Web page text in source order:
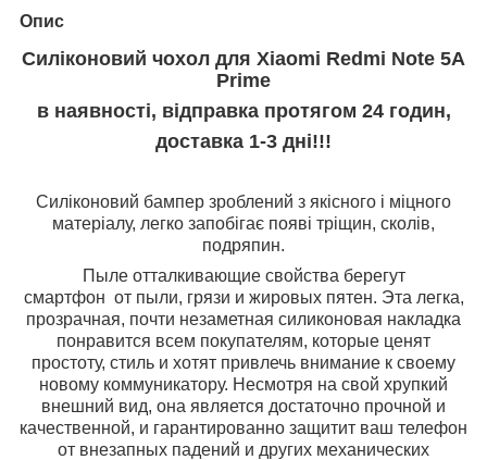
Опис
Силіконовий чохол для Xiaomi Redmi Note 5A
Prime
в наявності, відправка протягом 24 годин,
доставка 1-3 дні!!!
Силіконовий бампер зроблений з якісного і міцного
матеріалу, легко запобігає появі тріщин, сколів,
подряпин.
Пыле отталкивающие свойства берегут
смартфон от пыли, грязи и жировых пятен. Эта легка,
прозрачная, почти незаметная силиконовая накладка
понравится всем покупателям, которые ценят
простоту, стиль и хотят привлечь внимание к своему
новому коммуникатору. Несмотря на свой хрупкий
внешний вид, она является достаточно прочной и
качественной, и гарантированно защитит ваш телефон
от внезапных падений и других механических